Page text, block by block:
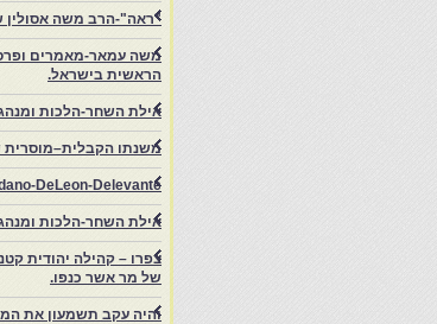
"ראה"-הרב משה אסולין
משה עמאר-מאמרים
הראשית בישראל.
אילת השחר-הלכות
משנתו הקבלית–מוסרית
DeLeon-Delevante.
אילת השחר-הלכות
של מר אשר כנפו.
והיה עקב תשמעון את